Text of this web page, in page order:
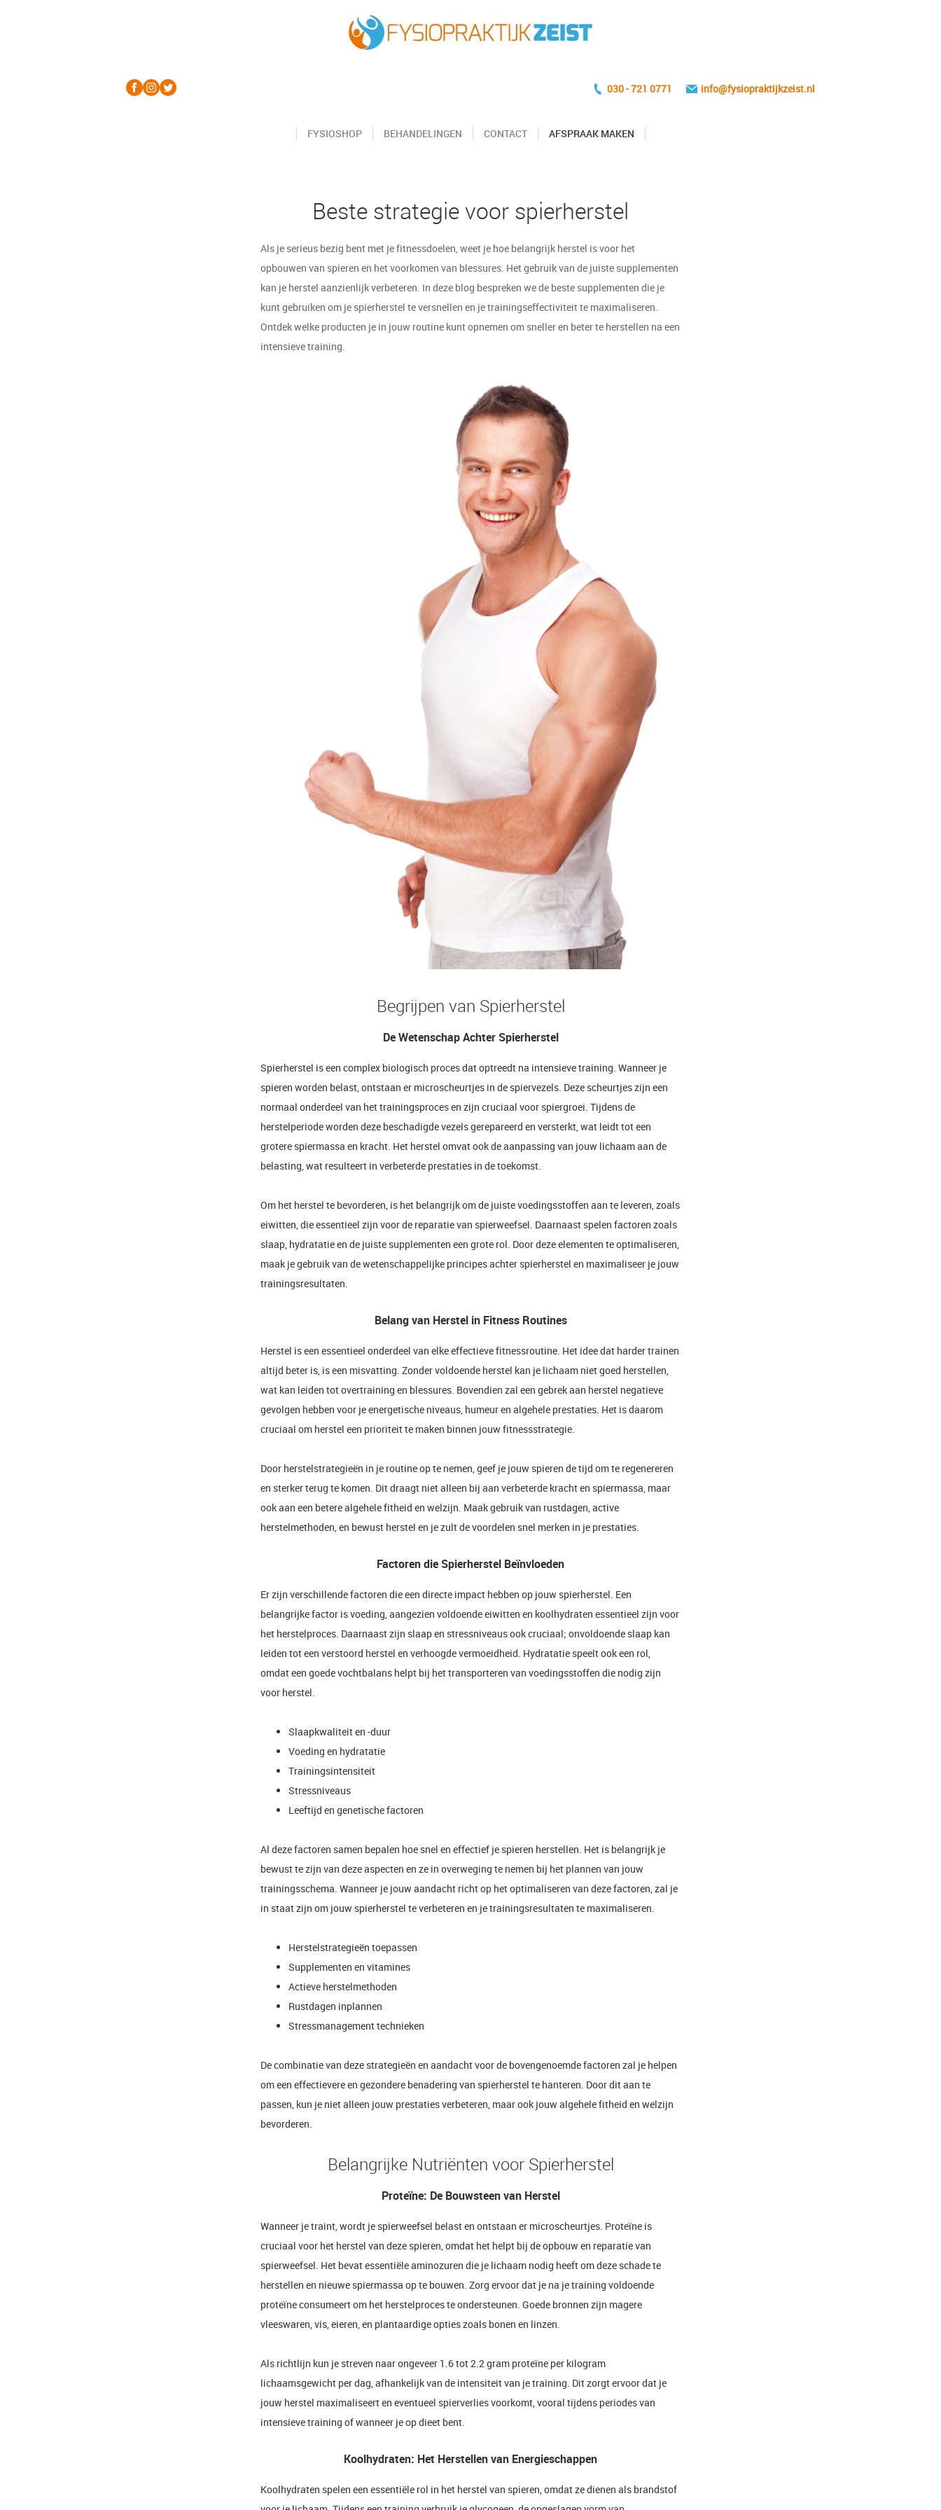
030 - 721 0771 info@fysiopraktijkzeist.nl
FYSIOSHOP BEHANDELINGEN CONTACT AFSPRAAK MAKEN
Beste strategie voor spierherstel
Als je serieus bezig bent met je fitnessdoelen, weet je hoe belangrijk herstel is voor het
opbouwen van spieren en het voorkomen van blessures. Het gebruik van de juiste supplementen
kan je herstel aanzienlijk verbeteren. In deze blog bespreken we de beste supplementen die je
kunt gebruiken om je spierherstel te versnellen en je trainingseffectiviteit te maximaliseren.
Ontdek welke producten je in jouw routine kunt opnemen om sneller en beter te herstellen na een
intensieve training.
Begrijpen van Spierherstel
De Wetenschap Achter Spierherstel
Spierherstel is een complex biologisch proces dat optreedt na intensieve training. Wanneer je
spieren worden belast, ontstaan er microscheurtjes in de spiervezels. Deze scheurtjes zijn een
normaal onderdeel van het trainingsproces en zijn cruciaal voor spiergroei. Tijdens de
herstelperiode worden deze beschadigde vezels gerepareerd en versterkt, wat leidt tot een
grotere spiermassa en kracht. Het herstel omvat ook de aanpassing van jouw lichaam aan de
belasting, wat resulteert in verbeterde prestaties in de toekomst.
Om het herstel te bevorderen, is het belangrijk om de juiste voedingsstoffen aan te leveren, zoals
eiwitten, die essentieel zijn voor de reparatie van spierweefsel. Daarnaast spelen factoren zoals
slaap, hydratatie en de juiste supplementen een grote rol. Door deze elementen te optimaliseren,
maak je gebruik van de wetenschappelijke principes achter spierherstel en maximaliseer je jouw
trainingsresultaten.
Belang van Herstel in Fitness Routines
Herstel is een essentieel onderdeel van elke effectieve fitnessroutine. Het idee dat harder trainen
altijd beter is, is een misvatting. Zonder voldoende herstel kan je lichaam niet goed herstellen,
wat kan leiden tot overtraining en blessures. Bovendien zal een gebrek aan herstel negatieve
gevolgen hebben voor je energetische niveaus, humeur en algehele prestaties. Het is daarom
cruciaal om herstel een prioriteit te maken binnen jouw fitnessstrategie.
Door herstelstrategieën in je routine op te nemen, geef je jouw spieren de tijd om te regenereren
en sterker terug te komen. Dit draagt niet alleen bij aan verbeterde kracht en spiermassa, maar
ook aan een betere algehele fitheid en welzijn. Maak gebruik van rustdagen, active
herstelmethoden, en bewust herstel en je zult de voordelen snel merken in je prestaties.
Factoren die Spierherstel Beïnvloeden
Er zijn verschillende factoren die een directe impact hebben op jouw spierherstel. Een
belangrijke factor is voeding, aangezien voldoende eiwitten en koolhydraten essentieel zijn voor
het herstelproces. Daarnaast zijn slaap en stressniveaus ook cruciaal; onvoldoende slaap kan
leiden tot een verstoord herstel en verhoogde vermoeidheid. Hydratatie speelt ook een rol,
omdat een goede vochtbalans helpt bij het transporteren van voedingsstoffen die nodig zijn
voor herstel.
Slaapkwaliteit en -duur
Voeding en hydratatie
Trainingsintensiteit
Stressniveaus
Leeftijd en genetische factoren
Al deze factoren samen bepalen hoe snel en effectief je spieren herstellen. Het is belangrijk je
bewust te zijn van deze aspecten en ze in overweging te nemen bij het plannen van jouw
trainingsschema. Wanneer je jouw aandacht richt op het optimaliseren van deze factoren, zal je
in staat zijn om jouw spierherstel te verbeteren en je trainingsresultaten te maximaliseren.
Herstelstrategieën toepassen
Supplementen en vitamines
Actieve herstelmethoden
Rustdagen inplannen
Stressmanagement technieken
De combinatie van deze strategieën en aandacht voor de bovengenoemde factoren zal je helpen
om een effectievere en gezondere benadering van spierherstel te hanteren. Door dit aan te
passen, kun je niet alleen jouw prestaties verbeteren, maar ook jouw algehele fitheid en welzijn
bevorderen.
Belangrijke Nutriënten voor Spierherstel
Proteïne: De Bouwsteen van Herstel
Wanneer je traint, wordt je spierweefsel belast en ontstaan er microscheurtjes. Proteïne is
cruciaal voor het herstel van deze spieren, omdat het helpt bij de opbouw en reparatie van
spierweefsel. Het bevat essentiële aminozuren die je lichaam nodig heeft om deze schade te
herstellen en nieuwe spiermassa op te bouwen. Zorg ervoor dat je na je training voldoende
proteïne consumeert om het herstelproces te ondersteunen. Goede bronnen zijn magere
vleeswaren, vis, eieren, en plantaardige opties zoals bonen en linzen.
Als richtlijn kun je streven naar ongeveer 1.6 tot 2.2 gram proteïne per kilogram
lichaamsgewicht per dag, afhankelijk van de intensiteit van je training. Dit zorgt ervoor dat je
jouw herstel maximaliseert en eventueel spierverlies voorkomt, vooral tijdens periodes van
intensieve training of wanneer je op dieet bent.
Koolhydraten: Het Herstellen van Energieschappen
Koolhydraten spelen een essentiële rol in het herstel van spieren, omdat ze dienen als brandstof